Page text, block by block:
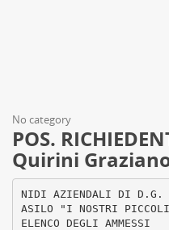
No category
POS.
Quirini
NIDI AZIENDALI DI
ASILO "I NOSTRI
ELENCO DEGLI AMMESSI